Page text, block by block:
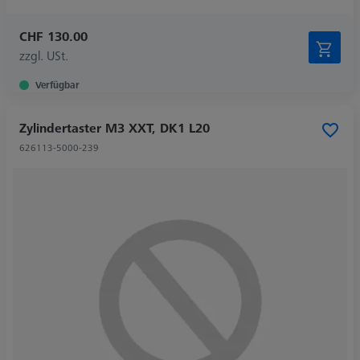
CHF 130.00
zzgl. USt.
Verfügbar
Zylindertaster M3 XXT, DK1 L20
626113-5000-239